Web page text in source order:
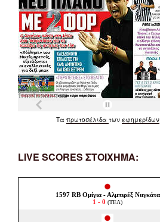
Τα πρωτοσέλιδα των εφημερίδων
LIVE SCORES ΣΤΟΙΧΗΜΑ: